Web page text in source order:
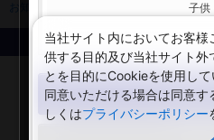
Copyright © NIPPON TRAVEL
子供
検索
閉じ
当社サイト内においてお客
供する目的及び当社サイト外
とを目的にCookieを使用し
同意いただける場合は同意
しくはプライバシーポリシー